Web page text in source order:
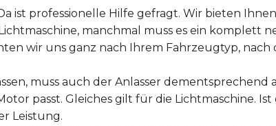
ist professionelle Hilfe gefragt. Wir bieten
manchmal muss es ein komplett
wir uns ganz nach Ihrem Fahrzeugtyp,
muss auch der Anlasser dementsprechend
passt. Gleiches gilt für die Lichtmaschine. Ist
Leistung.